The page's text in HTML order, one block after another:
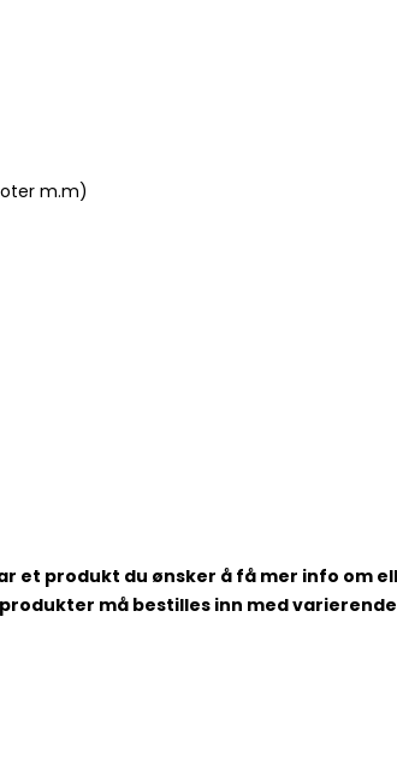
m.m)
et produkt du ønsker å få mer info om
må bestilles inn med